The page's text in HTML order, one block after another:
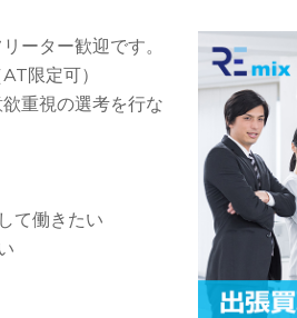
ーター歓迎です。
限定可）
重視の選考を行な
て働きたい